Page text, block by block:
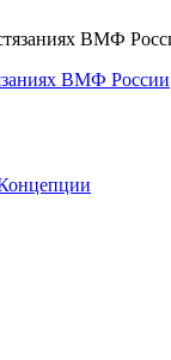
ВМФ России